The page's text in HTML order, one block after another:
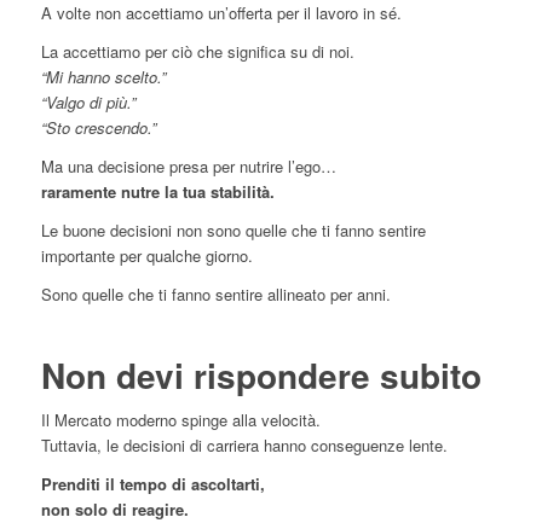
A volte non accettiamo un’offerta per il lavoro in sé.
La accettiamo per ciò che significa su di noi.
“Mi hanno scelto.”
“Valgo di più.”
“Sto crescendo.”
Ma una decisione presa per nutrire l’ego…
raramente nutre la tua stabilità.
Le buone decisioni non sono quelle che ti fanno sentire
importante per qualche giorno.
Sono quelle che ti fanno sentire allineato per anni.
Non devi rispondere subito
Il Mercato moderno spinge alla velocità.
Tuttavia, le decisioni di carriera hanno conseguenze lente.
Prenditi il tempo di ascoltarti,
non solo di reagire.